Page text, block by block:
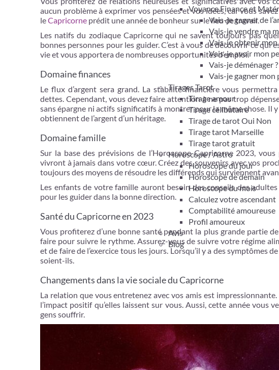
Voyance Finance et
Vais-je gagner de
Vais-je vendre ma
Vais-je obtenir
Vais-je avoir mon
Vais-je déménager ?
Vais-je gagner mon
Tirages Tarot
Tirage amour
Tirage célibataire
Tirage de tarot Oui Non
Tirage tarot Marseille
Tirage tarot gratuit
Horoscope / Astro
Horoscope du jour
Horoscope de demain
Horoscope du mois
Calculez votre ascendant
Comptabilité amoureuse
Profil amoureux
Avis
Blog
aucun problème à exprimer vos pensées et vos idées, car vous
leCapricorne prédit une année de bonheur sur le lieu de travail.
Les natifs du zodiaque Capricorne qui ne savent toujours pas
bonnes personnes pour les guider. C’est à vous de découvrir ce
vie et vous apportera de nombreuses opportunités d’emploi.
Domaine finances
Le flux d’argent sera grand. La stabilité financière vous
dettes. Cependant, vous devez faire attention à ne pas trop
sans épargne ni actifs significatifs à montrer pour la même chose. Il
obtiennent de l’argent d’un héritage.
Domaine famille
Sur la base des prévisions de l’Horoscope Capricorne 2023,
vivront à jamais dans votre cœur. Créez des souvenirs avec vos
toujours des moyens de résoudre les différends qui surviennent
Les enfants de votre famille auront besoin des conseils des
pour les guider dans la bonne direction.
Santé du Capricorne en 2023
Vous profiterez d’une bonne santé pendant la plus grande partie
faire pour suivre le rythme. Assurez-vous de suivre votre régime
et de faire de l’exercice tous les jours. Lorsqu’il y a des symptômes
soient-ils.
Changements dans la vie sociale du Capricorne
La relation que vous entretenez avec vos amis est
l’impact positif qu’elles laissent sur vous. Aussi, cette année vous
gens souffrir.